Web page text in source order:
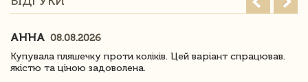
АННА 08.08.2026
Купувала пляшечку проти коліків. Цей варіант спрацював.
якістю та ціною задоволена.